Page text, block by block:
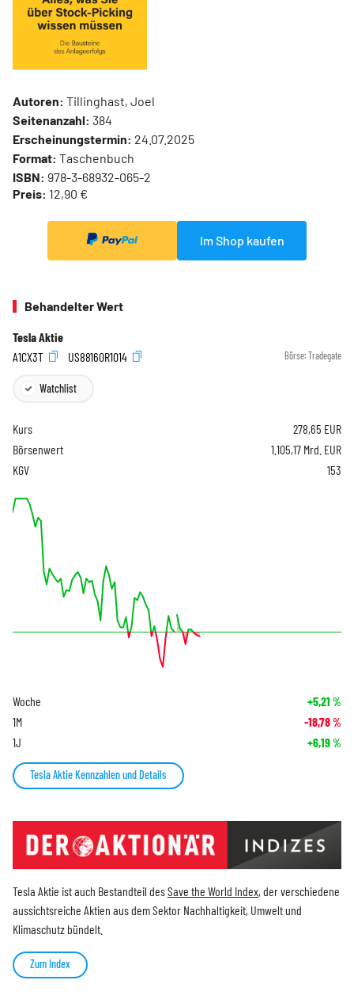
Autoren: Tillinghast, Joel
Seitenanzahl: 384
Erscheinungstermin: 24.07.2025
Format: Taschenbuch
ISBN: 978-3-68932-065-2
Preis: 12,90 €
Im Shop kaufen
Behandelter Wert
Tesla Aktie
A1CX3T
US88160R1014 Börse: Tradegate
Watchlist
Kurs 278,65 EUR
Börsenwert
1.105,17 Mrd. EUR
KGV
153
Woche +5,21 %
1M -18,78%
1J +6,19%
Tesla Aktie Kennzahlen und Details
Tesla Aktie ist auch Bestandteil desSave the World Index, der verschiedene
aussichtsreiche Aktien aus dem Sektor Nachhaltigkeit, Umwelt und
Klimaschutz bündelt.
Zum Index